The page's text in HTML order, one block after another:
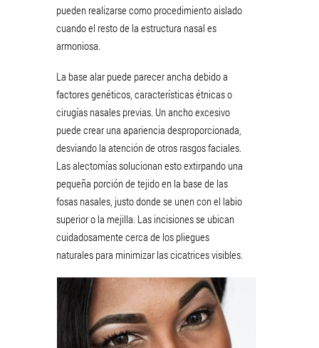
pueden realizarse como procedimiento aislado
cuando el resto de la estructura nasal es
armoniosa.
La base alar puede parecer ancha debido a
factores genéticos, características étnicas o
cirugías nasales previas. Un ancho excesivo
puede crear una apariencia desproporcionada,
desviando la atención de otros rasgos faciales.
Las alectomías solucionan esto extirpando una
pequeña porción de tejido en la base de las
fosas nasales, justo donde se unen con el labio
superior o la mejilla. Las incisiones se ubican
cuidadosamente cerca de los pliegues
naturales para minimizar las cicatrices visibles.